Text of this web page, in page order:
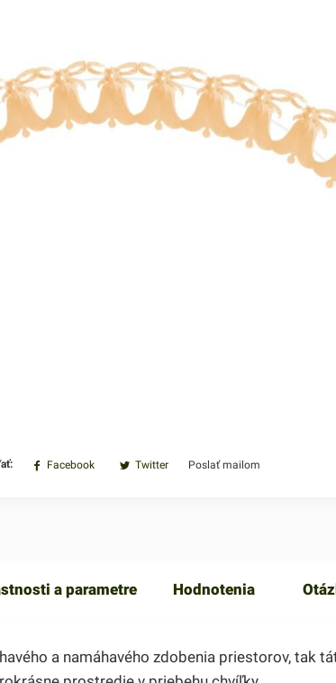
Facebook Twitter Poslať mailom
a parametre Hodnotenia
a namáhavého zdobenia priestorov, tak